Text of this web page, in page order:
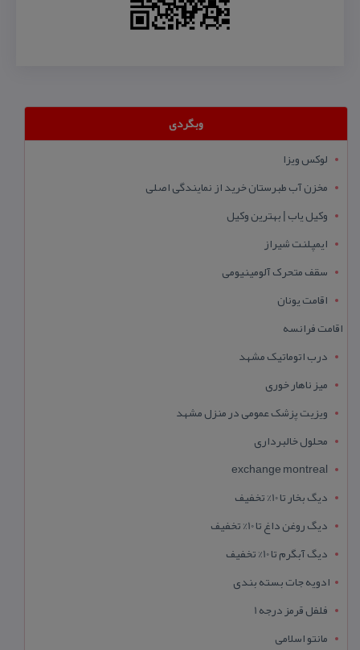
وبگردی
لوکس ویزا
مخزن آب طبرستان خرید از نمایندگی اصلی
وکیل یاب | بهترین وکیل
ایمپلنت شیراز
سقف متحرک آلومینیومی
اقامت یونان
اقامت فرانسه
درب اتوماتیک مشهد
میز ناهار خوری
ویزیت پزشک عمومی در منزل مشهد
محلول خالبرداری
exchange montreal
دیگ بخار تا 10% تخفیف
دیگ روغن داغ تا 10% تخفیف
دیگ آبگرم تا 10% تخفیف
ادویه جات بسته بندی
فلفل قرمز درجه 1
مانتو اسلامی